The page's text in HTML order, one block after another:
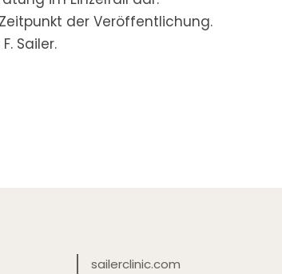
der Veröffentlichung.
Sailer.
sailerclinic.com